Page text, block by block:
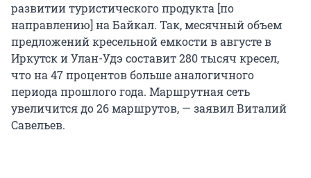
развитии туристического продукта [по
направлению] на Байкал. Так, месячный объем
предложений кресельной емкости в августе в
Иркутск и Улан-Удэ составит 280 тысяч кресел,
что на 47 процентов больше аналогичного
периода прошлого года. Маршрутная сеть
увеличится до 26 маршрутов, — заявил Виталий
Савельев.